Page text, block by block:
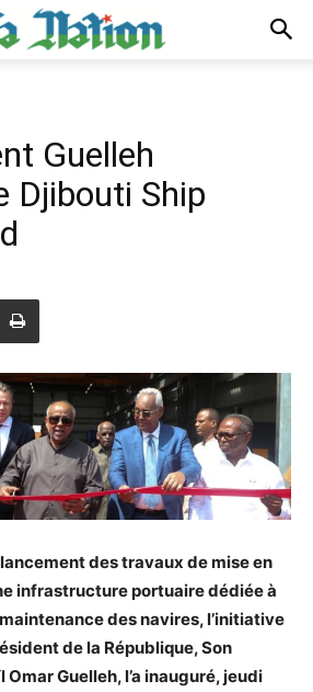
Guelleh
Djibouti Ship
des travaux de mise en
infrastructure portuaire dédiée à
des navires, l’initiative
de la République, Son
Guelleh, l’a inauguré, jeudi